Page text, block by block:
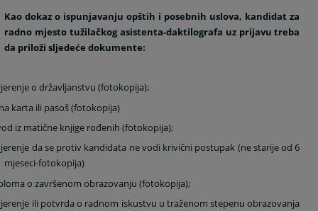
Kao dokaz o ispunjavanju opštih i posebnih uslova, kandidat za
radno mjesto tužilačkog asistenta-daktilografa uz prijavu treba
da priloži sljedeće dokumente:
o državljanstvu (fotokopija);
karta ili pasoš (fotokopija)
iz matične knjige rođenih (fotokopija);
da se protiv kandidata ne vodi krivični postupak (ne starije od 6
mjeseci-fotokopija)
o završenom obrazovanju (fotokopija);
ili potvrda o radnom iskustvu u traženom stepenu obrazovanja